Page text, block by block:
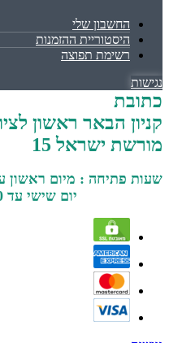
החשבון שלי
היסטוריית ההזמנות
רשימת תפוצה
נגישות
כתובת
קניון הבאר ראשון
מורשת ישראל 15
שעות פתיחה : מיום ראשון עד
יום שישי עד 13:30